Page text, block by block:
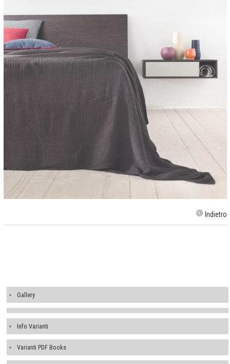
Indietro
Gallery
Info Varianti
Varianti PDF Books